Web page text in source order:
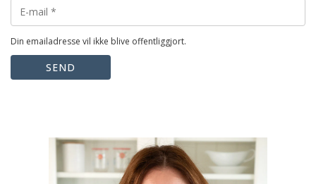
Din emailadresse vil ikke blive offentliggjort.
SEND